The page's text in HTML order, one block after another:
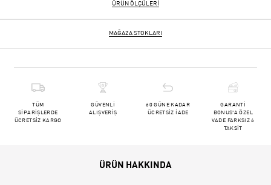
ÜRÜN ÖLÇÜLERI
MAĞAZA STOKLARI
TÜM
SİPARİŞLERDE
ÜCRETSİZ KARGO
GÜVENLİ
ALIŞVERİŞ
60 GÜNE KADAR
ÜCRETSİZ İADE
GARANTİ
BONUS'A ÖZEL
VADE FARKSIZ 6
TAKSİT
ÜRÜN HAKKINDA